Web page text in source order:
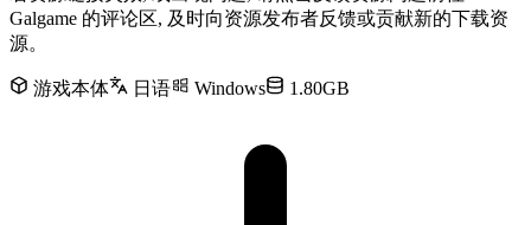
Galgame 的评论区, 及时向资源发布者反馈或贡献新的下载资
源。
游戏本体 日语 Windows 1.80GB